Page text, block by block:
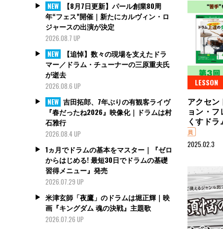
LESSON
アクセン
ョン・
くすド
員
2025.02.3
NEW
【8月7日更新】パール創業80周
年“フェス”開催｜新たにカルヴィン・ロ
ジャースの出演が決定
2026.08.7 UP
NEW
【追悼】数々の現場を支えたドラ
マー／ドラム・チューナーの三原重夫氏
が逝去
2026.08.6 UP
NEW 吉田拓郎、7年ぶりの有観客ライヴ
『春だったね2026』映像化｜ドラムは村
石雅行
2026.08.4 UP
1ヵ月でドラムの基本をマスター｜『ゼロ
からはじめる! 最短30日でドラムの基礎
習得メニュー』発売
2026.07.29 UP
米津玄師「夜鷹」のドラムは堀正輝｜映
画『キングダム 魂の決戦』主題歌
2026.07.26 UP